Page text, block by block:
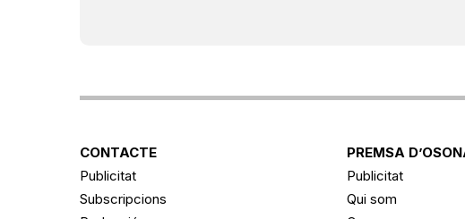
CONTACTE
Publicitat
Subscripcions
PREMSA
Publicitat
Qui som